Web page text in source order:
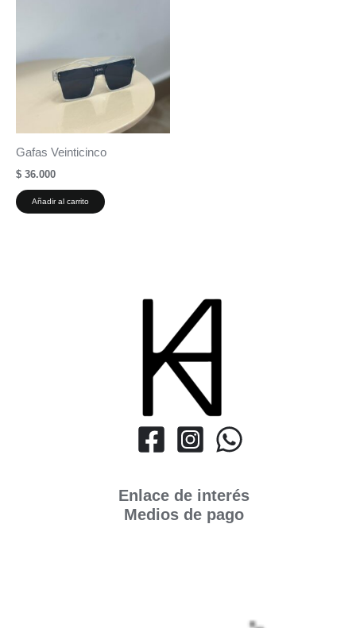
Gafas Veinticinco
$ 36.000
Añadir al carrito
Enlace de interés
Medios de pago